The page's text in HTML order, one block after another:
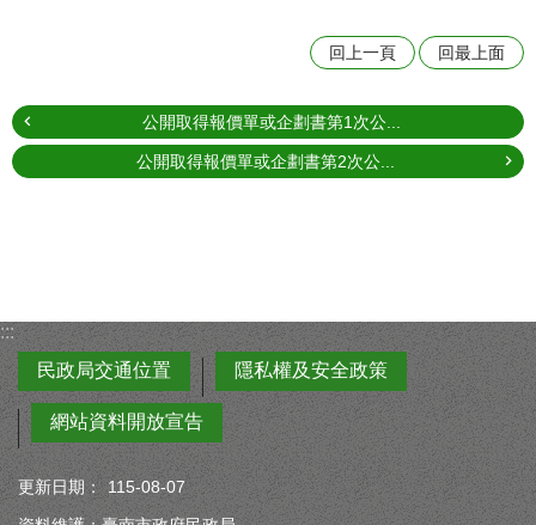
回上一頁 回最上面
公開取得報價單或企劃書第1次公...
公開取得報價單或企劃書第2次公...
:::
民政局交通位置
隱私權及安全政策
網站資料開放宣告
更新日期：
115-08-07